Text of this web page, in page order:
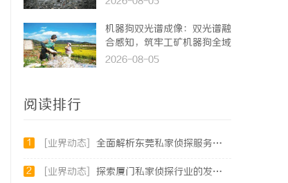
机器狗双光谱成像：双光谱融
合感知，筑牢工矿机器狗全域
巡检识别能力
2026-08-05
阅读排行
1 [业界动态] 全面解析东莞私家侦探服务：专业侦查助您解决各种疑难问题
2 [业界动态] 探索厦门私家侦探行业的发展与应用全景